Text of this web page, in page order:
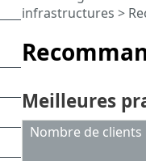
infrastructures >
Meilleures
Nombre de clients